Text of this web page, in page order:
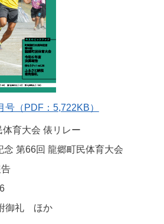
号（PDF：5,722KB）
体育大会 俵リレー
念 第66回 龍郷町民体育大会
御礼 ほか